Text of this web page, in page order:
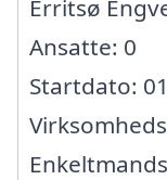
Erritsø
Ansatte: 0
Startdato: